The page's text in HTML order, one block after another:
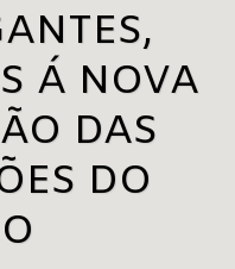
Á NOVA
DAS
DO